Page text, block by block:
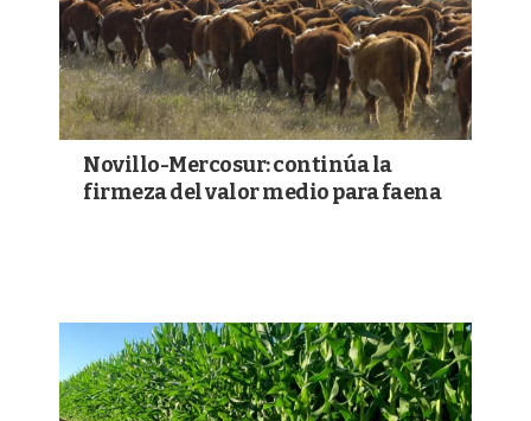
Novillo-Mercosur: continúa la
firmeza del valor medio para faena